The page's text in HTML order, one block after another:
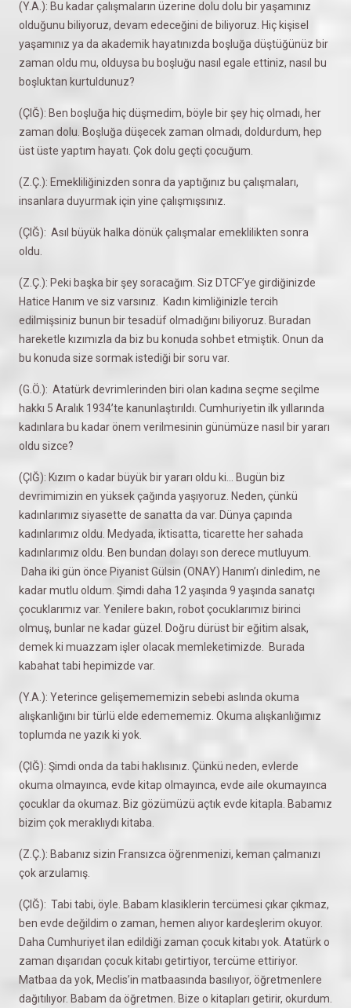
(Y.A.): Bu kadar çalışmaların üzerine dolu dolu bir yaşamınız
olduğunu biliyoruz, devam edeceğini de biliyoruz. Hiç kişisel
yaşamınız ya da akademik hayatınızda boşluğa düştüğünüz bir
zaman oldu mu, olduysa bu boşluğu nasıl egale ettiniz, nasıl bu
boşluktan kurtuldunuz?
(ÇIĞ): Ben boşluğa hiç düşmedim, böyle bir şey hiç olmadı, her
zaman dolu. Boşluğa düşecek zaman olmadı, doldurdum, hep
üst üste yaptım hayatı. Çok dolu geçti çocuğum.
(Z.Ç.): Emekliliğinizden sonra da yaptığınız bu çalışmaları,
insanlara duyurmak için yine çalışmışsınız.
(ÇIĞ): Asıl büyük halka dönük çalışmalar emeklilikten sonra
oldu.
(Z.Ç.): Peki başka bir şey soracağım. Siz DTCF’ye girdiğinizde
Hatice Hanım ve siz varsınız. Kadın kimliğinizle tercih
edilmişsiniz bunun bir tesadüf olmadığını biliyoruz. Buradan
hareketle kızımızla da biz bu konuda sohbet etmiştik. Onun da
bu konuda size sormak istediği bir soru var.
(G.Ö.): Atatürk devrimlerinden biri olan kadına seçme seçilme
hakkı 5 Aralık 1934’te kanunlaştırıldı. Cumhuriyetin ilk yıllarında
kadınlara bu kadar önem verilmesinin günümüze nasıl bir yararı
oldu sizce?
(ÇIĞ): Kızım o kadar büyük bir yararı oldu ki... Bugün biz
devrimimizin en yüksek çağında yaşıyoruz. Neden, çünkü
kadınlarımız siyasette de sanatta da var. Dünya çapında
kadınlarımız oldu. Medyada, iktisatta, ticarette her sahada
kadınlarımız oldu. Ben bundan dolayı son derece mutluyum.
Daha iki gün önce Piyanist Gülsin (ONAY) Hanım’ı dinledim, ne
kadar mutlu oldum. Şimdi daha 12 yaşında 9 yaşında sanatçı
çocuklarımız var. Yenilere bakın, robot çocuklarımız birinci
olmuş, bunlar ne kadar güzel. Doğru dürüst bir eğitim alsak,
demek ki muazzam işler olacak memleketimizde. Burada
kabahat tabi hepimizde var.
(Y.A.): Yeterince gelişemememizin sebebi aslında okuma
alışkanlığını bir türlü elde edemememiz. Okuma alışkanlığımız
toplumda ne yazık ki yok.
(ÇIĞ): Şimdi onda da tabi haklısınız. Çünkü neden, evlerde
okuma olmayınca, evde kitap olmayınca, evde aile okumayınca
çocuklar da okumaz. Biz gözümüzü açtık evde kitapla. Babamız
bizim çok meraklıydı kitaba.
(Z.Ç.): Babanız sizin Fransızca öğrenmenizi, keman çalmanızı
çok arzulamış.
(ÇIĞ): Tabi tabi, öyle. Babam klasiklerin tercümesi çıkar çıkmaz,
ben evde değildim o zaman, hemen alıyor kardeşlerim okuyor.
Daha Cumhuriyet ilan edildiği zaman çocuk kitabı yok. Atatürk o
zaman dışarıdan çocuk kitabı getirtiyor, tercüme ettiriyor.
Matbaa da yok, Meclis’in matbaasında basılıyor, öğretmenlere
dağıtılıyor. Babam da öğretmen. Bize o kitapları getirir, okurdum.